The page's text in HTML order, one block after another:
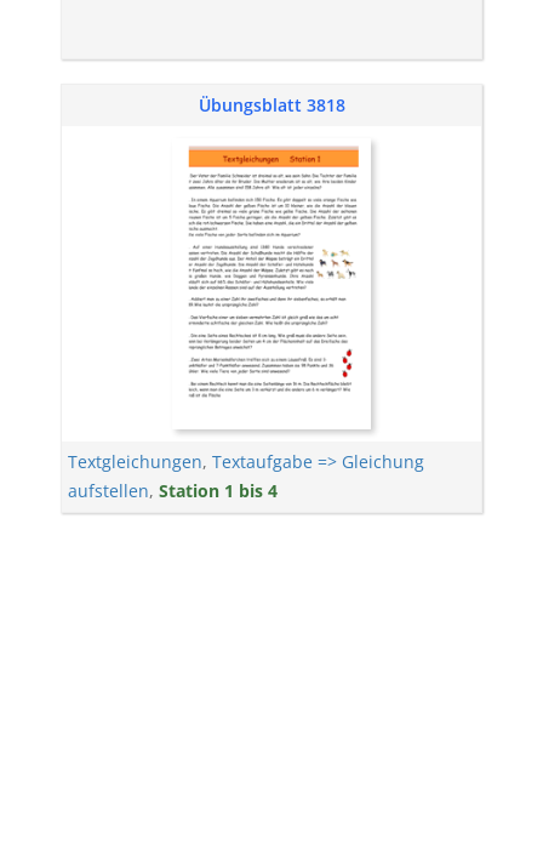
Übungsblatt 3818
Textgleichungen, Textaufgabe => Gleichung
aufstellen, Station 1 bis 4